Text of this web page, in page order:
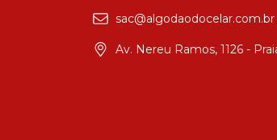
sac@algodaodocelar.com.br
Av. Nereu Ramos, 1126 -